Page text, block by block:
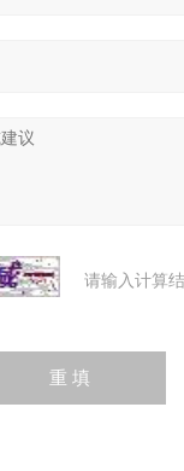
请输入计算